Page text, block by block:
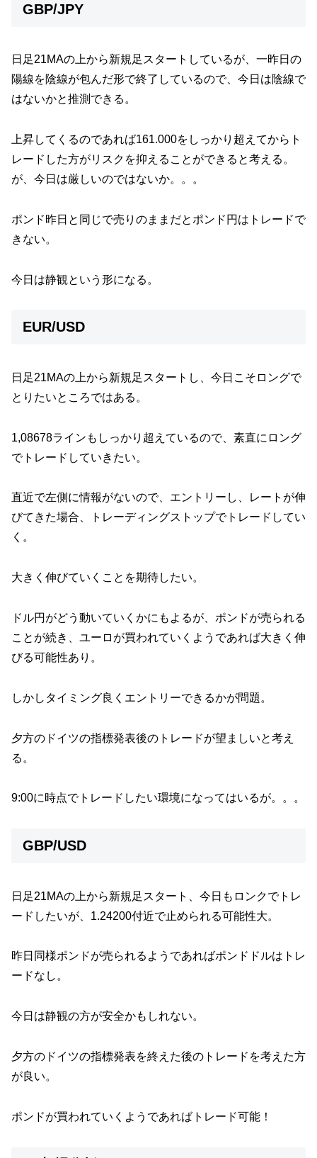
GBP/JPY
日足21MAの上から新規足スタートしているが、一昨日の
陽線を陰線が包んだ形で終了しているので、今日は陰線で
はないかと推測できる。
上昇してくるのであれば161.000をしっかり超えてからト
レードした方がリスクを抑えることができると考える。
が、今日は厳しいのではないか。。。
ポンド昨日と同じで売りのままだとポンド円はトレードで
きない。
今日は静観という形になる。
EUR/USD
日足21MAの上から新規足スタートし、今日こそロングで
とりたいところではある。
1,08678ラインもしっかり超えているので、素直にロング
でトレードしていきたい。
直近で左側に情報がないので、エントリーし、レートが伸
びてきた場合、トレーディングストップでトレードしてい
く。
大きく伸びていくことを期待したい。
ドル円がどう動いていくかにもよるが、ポンドが売られる
ことが続き、ユーロが買われていくようであれば大きく伸
びる可能性あり。
しかしタイミング良くエントリーできるかが問題。
夕方のドイツの指標発表後のトレードが望ましいと考え
る。
9:00に時点でトレードしたい環境になってはいるが。。。
GBP/USD
日足21MAの上から新規足スタート、今日もロンクでトレ
ードしたいが、1.24200付近で止められる可能性大。
昨日同様ポンドが売られるようであればポンドドルはトレ
ードなし。
今日は静観の方が安全かもしれない。
夕方のドイツの指標発表を終えた後のトレードを考えた方
が良い。
ポンドが買われていくようであればトレード可能！